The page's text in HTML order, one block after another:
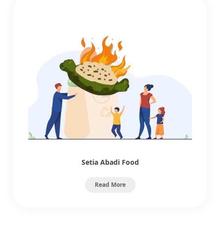
Setia Abadi Food
Read More